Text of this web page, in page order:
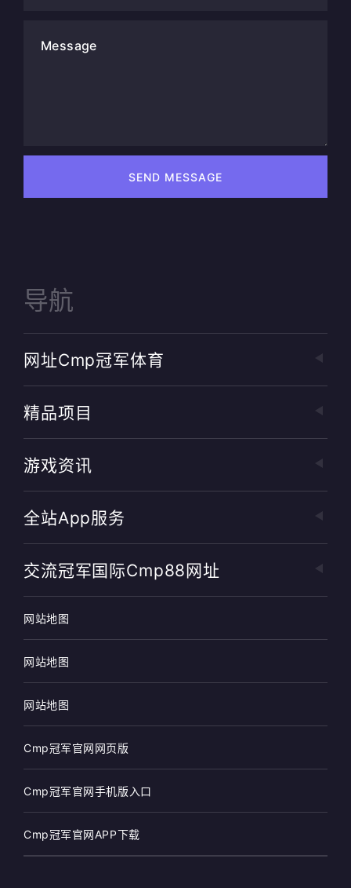
Message
SEND MESSAGE
导航
网址cmp冠军体育
精品项目
游戏资讯
全站app服务
交流冠军国际cmp88网址
网站地图
网站地图
网站地图
Cmp冠军官网网页版
Cmp冠军官网手机版入口
Cmp冠军官网APP下载